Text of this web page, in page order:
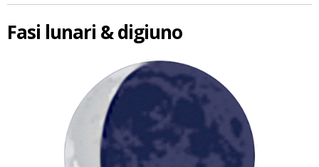
Fasi lunari & digiuno